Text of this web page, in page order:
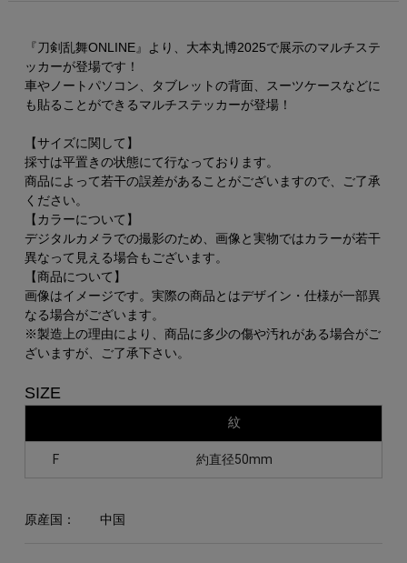
『刀剣乱舞ONLINE』より、大本丸博2025で展示のマルチステ
ッカーが登場です！
車やノートパソコン、タブレットの背面、スーツケースなどに
も貼ることができるマルチステッカーが登場！
【サイズに関して】
採寸は平置きの状態にて行なっております。
商品によって若干の誤差があることがございますので、ご了承
ください。
【カラーについて】
デジタルカメラでの撮影のため、画像と実物ではカラーが若干
異なって見える場合もございます。
【商品について】
画像はイメージです。実際の商品とはデザイン・仕様が一部異
なる場合がございます。
※製造上の理由により、商品に多少の傷や汚れがある場合がご
ざいますが、ご了承下さい。
SIZE
紋
F 約直径50mm
原産国： 中国